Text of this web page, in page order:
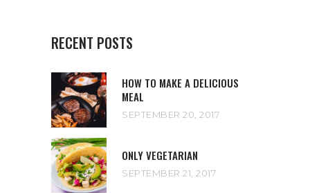
RECENT POSTS
HOW TO MAKE A DELICIOUS
MEAL
SEPTEMBER 20, 2017
ONLY VEGETARIAN
SEPTEMBER 21, 2017